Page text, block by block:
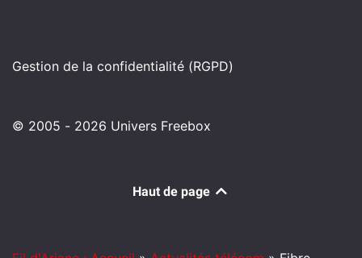
Gestion de la confidentialité (RGPD)
© 2005 - 2026 Univers Freebox
Haut de page